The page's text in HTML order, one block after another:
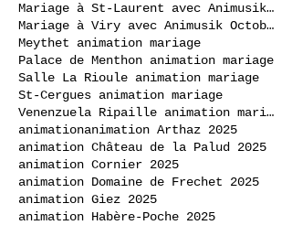
Mariage à St-Laurent avec Animusik Septembre 2020
Mariage à Viry avec Animusik Octobre 2020
Meythet animation mariage
Palace de Menthon animation mariage
Salle La Rioule animation mariage
St-Cergues animation mariage
Venenzuela Ripaille animation mariage
animationanimation Arthaz 2025
animation Château de la Palud 2025
animation Cornier 2025
animation Domaine de Frechet 2025
animation Giez 2025
animation Habère-Poche 2025